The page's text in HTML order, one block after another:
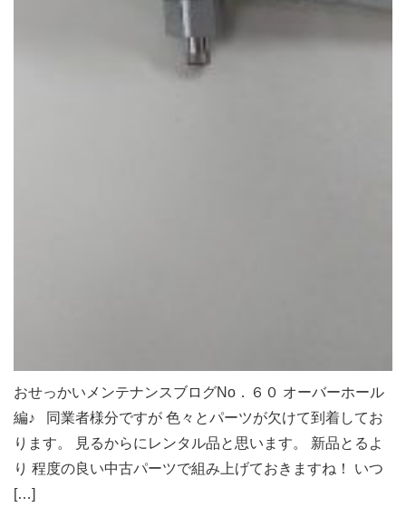
おせっかいメンテナンスブログNo．６０ オーバーホール
編♪ 同業者様分ですが 色々とパーツが欠けて到着してお
ります。 見るからにレンタル品と思います。 新品とるよ
り 程度の良い中古パーツで組み上げておきますね！ いつ
[…]